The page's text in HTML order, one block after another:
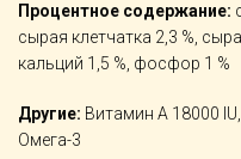
Процентное содержание:
сырая клетчатка 2,3 %,
кальций 1,5 %, фосфор 1 %
Другие: Витамин А 18000
Омега-3